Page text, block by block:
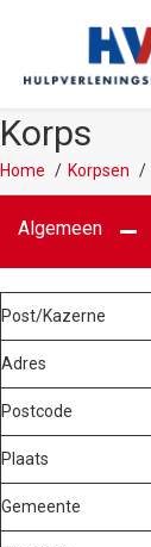
Korps
Home Korpsen
Algemeen
Post/Kazerne
Adres
Postcode
Plaats
Gemeente